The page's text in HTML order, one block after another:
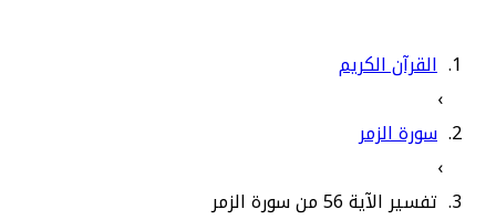
القرآن الكريم
›
سورة الزمر
›
تفسير الآية 56 من سورة الزمر